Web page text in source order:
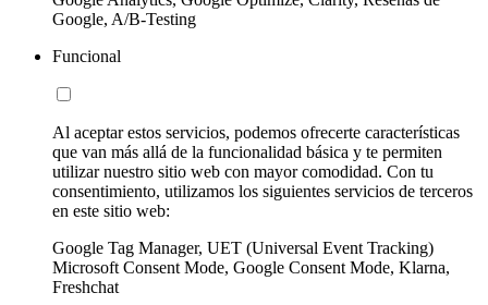
Google, A/B-Testing
Funcional
Al aceptar estos servicios, podemos ofrecerte características
que van más allá de la funcionalidad básica y te permiten
utilizar nuestro sitio web con mayor comodidad. Con tu
consentimiento, utilizamos los siguientes servicios de terceros
en este sitio web:
Google Tag Manager, UET (Universal Event Tracking)
Microsoft Consent Mode, Google Consent Mode, Klarna,
Freshchat